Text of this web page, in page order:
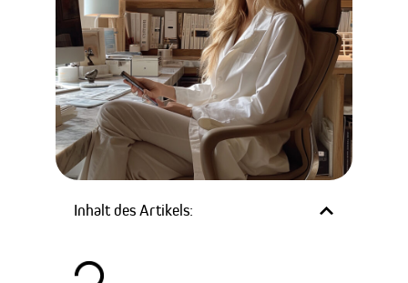
Inhalt des Artikels: